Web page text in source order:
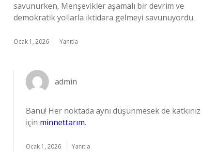
savunurken, Menşevikler aşamalı bir devrim ve
demokratik yollarla iktidara gelmeyi savunuyordu.
Ocak 1, 2026 Yanıtla
admin
Banu! Her noktada aynı düşünmesek de katkınız
için minnettarım.
Ocak 1, 2026 Yanıtla